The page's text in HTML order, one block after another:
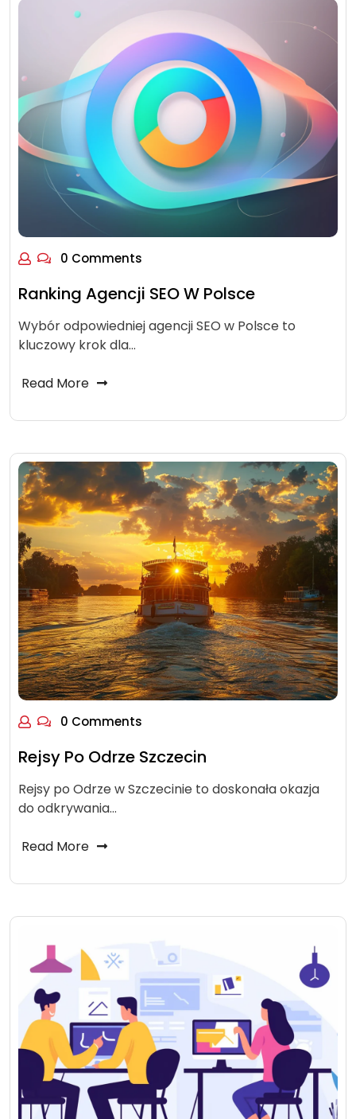
0 Comments
Ranking Agencji SEO W Polsce
Wybór odpowiedniej agencji SEO w Polsce to
kluczowy krok dla…
Read More
0 Comments
Rejsy Po Odrze Szczecin
Rejsy po Odrze w Szczecinie to doskonała okazja
do odkrywania…
Read More